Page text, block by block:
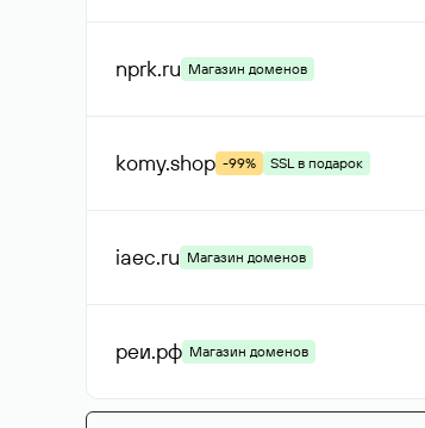
nprk.ru Магазин доменов
komy.shop -99% SSL в подарок
iaec.ru Магазин доменов
реи.рф Магазин доменов